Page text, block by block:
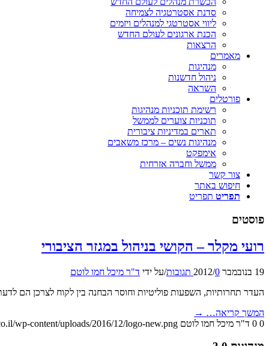
סדנת אסטרטגיה לצמיחה
ליווי אסטרטגי למנהלים ויזמים
הכנת ארגונים לעולם החדש
הרצאות
מאמרים
מנהיגות
ניהול חדשנות
השראה
פורטלים
רשימת תוכניות מנהיגות
תוכניות צוערים לממשל
תארים במדיניות ציבורית
מנהיגות נשים – מרכז משאבים
אימפקט
ממשל וחברה אזרחית
צור קשר
חיפוש באתר
תפריט תפריט
פוסטים
רועי מקלר – הקושי בניהול במגזר הציבורי
19 בנובמבר 2012 /0 תגובות /על ידי ד"ר מיכל חמו לוטם
העדר תחרותיות, השפעות פוליטיות וחוסר הבחנה בין לקוח לצרכן הם
המשך קריאה… →
0
0 ד"ר מיכל חמו לוטם wp-content/uploads/2016/12/logo-new.png